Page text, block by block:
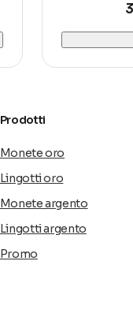
Prodotti
Monete oro
Lingotti oro
Monete argento
Lingotti argento
Promo